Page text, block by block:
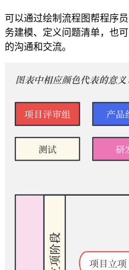
可以通过绘制流程图帮程序
务建模、定义问题清单，也
的沟通和交流。